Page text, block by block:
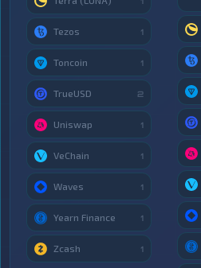
Tezos 1
Toncoin 1
TrueUSD 2
Uniswap 1
VeChain 1
Waves 1
Yearn Finance 1
Zcash 1